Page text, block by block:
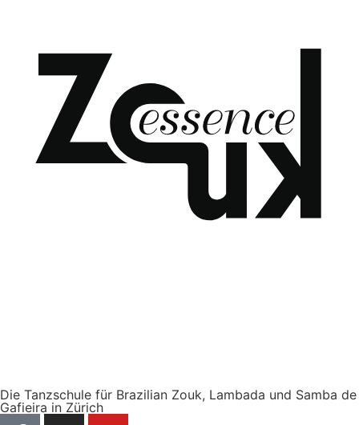
Die Tanzschule für Brazilian Zouk, Lambada und Samba de
Gafieira in Zürich